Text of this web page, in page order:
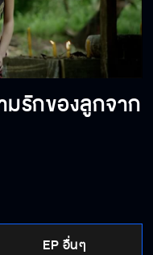
มรักของลูกจาก
EP อื่นๆ
ที่ได้นาคมาเป็นเมีย
แล้วลูกกูไม่รักมึงใช่มั้ย
ว่าพี่กำลังบวช